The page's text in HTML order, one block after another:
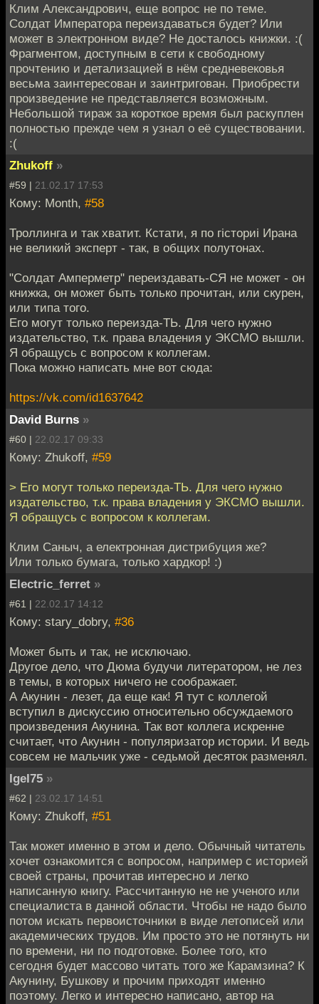
Клим Александрович, еще вопрос не по теме.
Солдат Императора переиздаваться будет? Или
может в электронном виде? Не досталось книжки. :(
Фрагментом, доступным в сети к свободному
прочтению и детализацией в нём средневековья
весьма заинтересован и заинтригован. Приобрести
произведение не представляется возможным.
Небольшой тираж за короткое время был раскуплен
полностью прежде чем я узнал о её существовании.
:(
Zhukoff »
#59 | 21.02.17 17:53
Кому: Month, #58
Троллинга и так хватит. Кстати, я по гiсториi Ирана
не великий эксперт - так, в общих полутонах.
"Солдат Амперметр" переиздавать-СЯ не может - он
книжка, он может быть только прочитан, или скурен,
или типа того.
Его могут только переизда-ТЬ. Для чего нужно
издательство, т.к. права владения у ЭКСМО вышли.
Я обращусь с вопросом к коллегам.
Пока можно написать мне вот сюда:
https://vk.com/id1637642
David Burns »
#60 | 22.02.17 09:33
Кому: Zhukoff, #59
> Его могут только переизда-ТЬ. Для чего нужно
издательство, т.к. права владения у ЭКСМО вышли.
Я обращусь с вопросом к коллегам.
Клим Саныч, а електронная дистрибуция же?
Или только бумага, только хардкор! :)
Electric_ferret »
#61 | 22.02.17 14:12
Кому: stary_dobry, #36
Может быть и так, не исключаю.
Другое дело, что Дюма будучи литератором, не лез
в темы, в которых ничего не соображает.
А Акунин - лезет, да еще как! Я тут с коллегой
вступил в дискуссию относительно обсуждаемого
произведения Акунина. Так вот коллега искренне
считает, что Акунин - популяризатор истории. И ведь
совсем не мальчик уже - седьмой десяток разменял.
IgeI75 »
#62 | 23.02.17 14:51
Кому: Zhukoff, #51
Так может именно в этом и дело. Обычный читатель
хочет ознакомится с вопросом, например с историей
своей страны, прочитав интересно и легко
написанную книгу. Рассчитанную не не ученого или
специалиста в данной области. Чтобы не надо было
потом искать первоисточники в виде летописей или
академических трудов. Им просто это не потянуть ни
по времени, ни по подготовке. Более того, кто
сегодня будет массово читать того же Карамзина? К
Акунину, Бушкову и прочим приходят именно
поэтому. Легко и интересно написано, автор на